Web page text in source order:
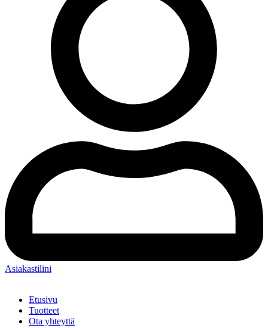
Asiakastilini
Etusivu
Tuotteet
Ota yhteyttä